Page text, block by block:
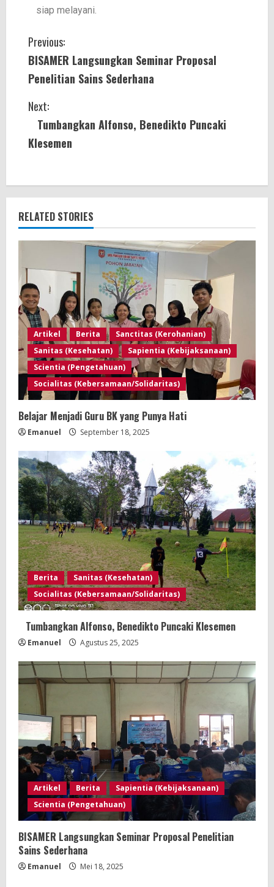
siap melayani.
Previous:
BISAMER Langsungkan Seminar Proposal
Penelitian Sains Sederhana
Next:
Tumbangkan Alfonso, Benedikto Puncaki
Klesemen
RELATED STORIES
Artikel Berita
Sanctitas (Kerohanian)
Sanitas (Kesehatan)
Sapientia (Kebijaksanaan)
Scientia (Pengetahuan)
Socialitas (Kebersamaan/Solidaritas)
Belajar Menjadi Guru BK yang Punya Hati
Emanuel September 18, 2025
Berita
Sanitas (Kesehatan)
Socialitas (Kebersamaan/Solidaritas)
Tumbangkan Alfonso, Benedikto Puncaki Klesemen
Emanuel Agustus 25, 2025
Artikel Berita
Sapientia (Kebijaksanaan)
Scientia (Pengetahuan)
BISAMER Langsungkan Seminar Proposal Penelitian
Sains Sederhana
Emanuel Mei 18, 2025